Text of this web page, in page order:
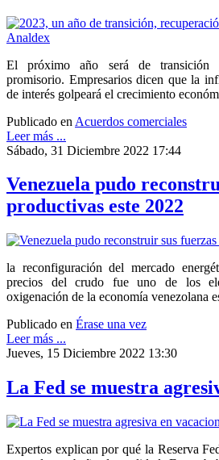
El próximo año será de transición
promisorio. Empresarios dicen que la
de interés golpeará el crecimiento
Publicado en Acuerdos comerciales
Leer más ...
Sábado, 31 Diciembre 2022 17:44
Venezuela pudo
productivas este 2022
la reconfiguración del mercado
precios del crudo fue uno de los
oxigenación de la economía venezolana
Publicado en Érase una vez
Leer más ...
Jueves, 15 Diciembre 2022 13:30
La Fed se muestra
Expertos explican por qué la Reserva